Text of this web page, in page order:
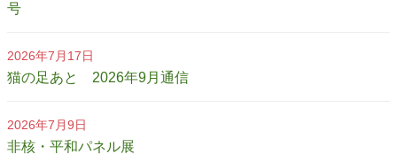
号
2026年7月17日
猫の足あと 2026年9月通信
2026年7月9日
非核・平和パネル展